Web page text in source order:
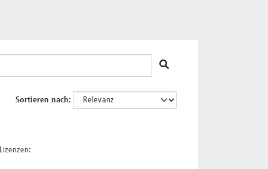
Sortieren nach
Lizenzen: